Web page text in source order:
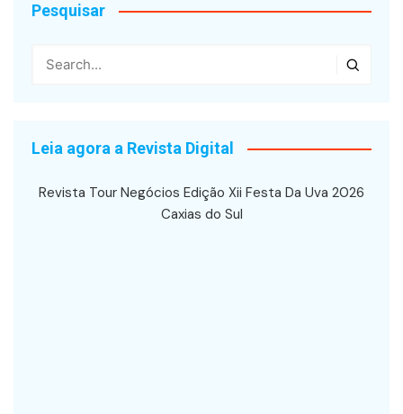
Pesquisar
Leia agora a Revista Digital
Revista Tour Negócios Edição Xii Festa Da Uva 2026
Caxias do Sul